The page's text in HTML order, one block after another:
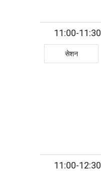
11:00-11:30
सेशन
11:00-12:30